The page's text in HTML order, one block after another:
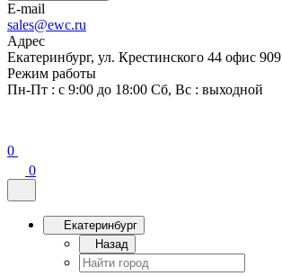
E-mail
sales@ewc.ru
Адрес
Екатеринбург, ул. Крестинского 44 офис 909
Режим работы
Пн-Пт : с 9:00 до 18:00 Сб, Вс : выходной
0
0
Екатеринбург
Назад